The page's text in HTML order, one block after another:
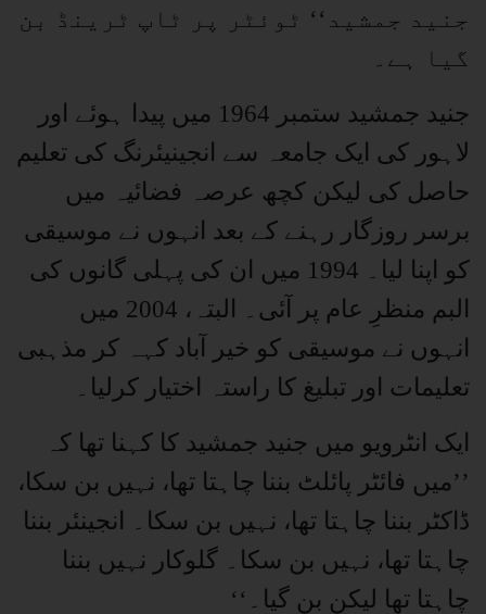
جنید جمشید‘‘ ٹوئٹر پر ٹاپ ٹرینڈ بن
گیا ہے۔
جنید جمشید ستمبر 1964 میں پیدا ہوئے اور
لاہور کی ایک جامعہ سے انجینیئرنگ کی تعلیم
حاصل کی لیکن کچھ عرصہ فضائیہ میں
برسر روزگار رہنے کے بعد انہوں نے موسیقی
کو اپنا لیا۔ 1994 میں ان کی پہلی گانوں کی
البم منظرِ عام پر آئی۔ البتہ، 2004 میں
انہوں نے موسیقی کو خیر آباد کہہ کر مذہبی
تعلیمات اور تبلیغ کا راستہ اختیار کرلیا۔
ایک انٹرویو میں جنید جمشید کا کہنا تھا کہ
’’میں فائٹر پائلٹ بننا چاہتا تھا، نہیں بن سکا،
ڈاکٹر بننا چاہتا تھا، نہیں بن سکا۔ انجینئر بننا
چاہتا تھا، نہیں بن سکا۔ گلوکار نہیں بننا
چاہتا تھا لیکن بن گیا۔‘‘